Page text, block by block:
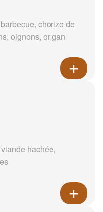
chorizo de
oignons, origan
hachée,